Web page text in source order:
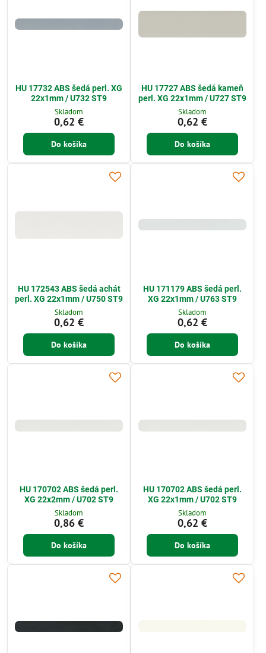
HU 17732 ABS šedá perl. XG
22x1mm / U732 ST9
Skladom
0,62 €
Do košíka
HU 17727 ABS šedá kameň
perl. XG 22x1mm / U727 ST9
Skladom
0,62 €
Do košíka
HU 172543 ABS šedá achát
perl. XG 22x1mm / U750 ST9
Skladom
0,62 €
Do košíka
HU 171179 ABS šedá perl.
XG 22x1mm / U763 ST9
Skladom
0,62 €
Do košíka
HU 170702 ABS šedá perl.
XG 22x2mm / U702 ST9
Skladom
0,86 €
Do košíka
HU 170702 ABS šedá perl.
XG 22x1mm / U702 ST9
Skladom
0,62 €
Do košíka